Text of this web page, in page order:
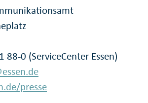
88-0 (ServiceCenter Essen)
presse